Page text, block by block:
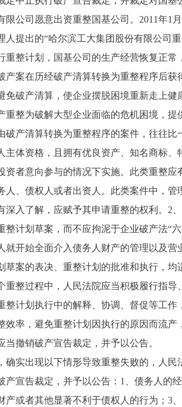
限公司愿意出资重整国基公司。 2011年1 月
人提出的“哈尔滨工大集团股份有限公司
重整计划，国基公司的生产经营恢复正
产案在历经破产清算转换为重整程序后
免破产清算，使企业摆脱困境重新走上
重整为破解大型企业面临的危机困境，提
产清算转换为重整程序的案件，往往比
主体资格，且拥有优良资产、知名商标
资者意向参与的情况下实施。此类重整
人、债权人或者出资人。此类案件中，
深入了解，应赋予其申请重整的权利。 2
整计划草案，而不应拘泥于企业破产法“
就开始全面介入债务人财产的管理以及
草案的表决、重整计划的批准和执行，均
整过程中，人民法院应当积极履行指导
整计划执行中的解释、协调、督促等工
效率，避免重整计划因执行的原因而流
当撤销破产宣告裁定，并予以公告。
实出现以下情形导致重整失败的，人民
产宣告裁定，并予以公告： 1
、债务人的
产或者其他显著不利于债权人的行为； 3